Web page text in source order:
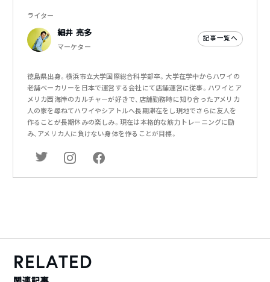
ライター
細井 亮多
マーケター
記事一覧へ
徳島県出身。横浜市立大学国際総合科学部卒。大学在学中からハワイの
老舗ベーカリーを日本で運営する会社にて店舗運営に従事。ハワイとア
メリカ西海岸のカルチャーが好きで、店舗勤務時に知り合ったアメリカ
人の家を尋ねてハワイやシアトルへ長期滞在をし現地でさらに友人を
作ることが長期休みの楽しみ。現在は本格的な筋力トレーニングに励
み、アメリカ人に負けない身体を作ることが目標。
RELATED